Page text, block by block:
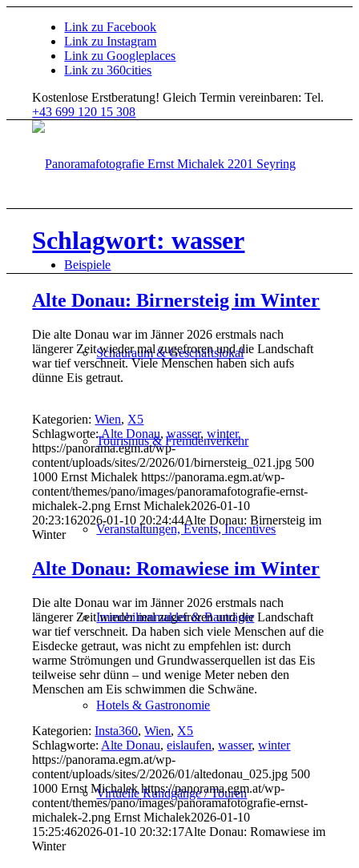
Link zu Facebook
Link zu Instagram
Link zu Googleplaces
Link zu 360cities
Kostenlose Erstberatung! Gleich Termin vereinbaren: Tel.
+43 699 120 15 308
Beispiele
Schauraum & Geschäftslokal
Tourismus & Fremdenverkehr
Veranstaltungen, Events, Incentives
Immobilienmakler & Bauträger
Hotels & Gastronomie
Virtuelle Rundgänge / Touren
Schlagwort: wasser
Alte Donau: Birnersteig im Winter
Die alte Donau war im Jänner 2026 erstmals nach
längerer Zeit wieder mal zugefroren und die Landschaft
war tief verschneit. Viele Menschen haben sich aufs
dünne Eis getraut.
Kategorien:Wien, X5
Schlagworte:Alte Donau,wasser,winter
https://panorama.egm.at/wp-
content/uploads/sites/2/2026/01/birnersteig_021.jpg 500
1000 Ernst Michalek https://panorama.egm.at/wp-
content/themes/pano/images/panoramafotografie-ernst-
michalek-2.png Ernst Michalek2026-01-10
20:23:162026-01-10 20:24:44Alte Donau: Birnersteig im
Winter
Alte Donau: Romawiese im Winter
Die alte Donau war im Jänner 2026 erstmals nach
längerer Zeit wieder mal zugefroren und die Landschaft
war tief verschneit. Da haben sich viele Menschen auf die
Eisdecke getraut, was nicht zu empfehlen ist: durch
warme Strömungen und Grundwasserquellen ist das Eis
teilweise sehr dünn – und wenige Meter neben den
Menschen am Eis schwimmen die Schwäne.
Kategorien:Insta360,Wien, X5
Schlagworte: Alte Donau,eislaufen,wasser,winter
https://panorama.egm.at/wp-
content/uploads/sites/2/2026/01/altedonau_025.jpg 500
1000 Ernst Michalek https://panorama.egm.at/wp-
content/themes/pano/images/panoramafotografie-ernst-
michalek-2.png Ernst Michalek2026-01-10
15:25:462026-01-10 20:32:17Alte Donau: Romawiese im
Winter